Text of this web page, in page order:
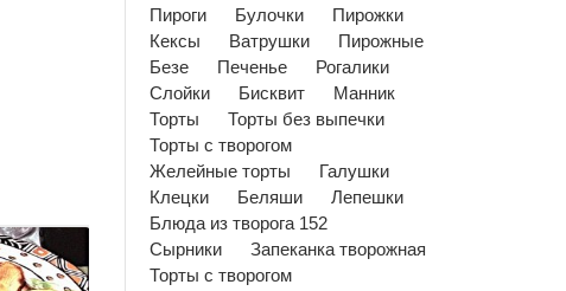
Пироги
Булочки
Пирожки
Кексы
Ватрушки
Пирожные
Безе
Печенье
Рогалики
Слойки
Бисквит
Манник
Торты
Торты без выпечки
Торты с творогом
Желейные торты
Галушки
Клецки
Беляши
Лепешки
Блюда из творога 152
Сырники
Запеканка творожная
Торты с творогом